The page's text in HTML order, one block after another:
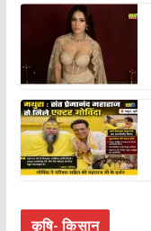
कृषि- किसान